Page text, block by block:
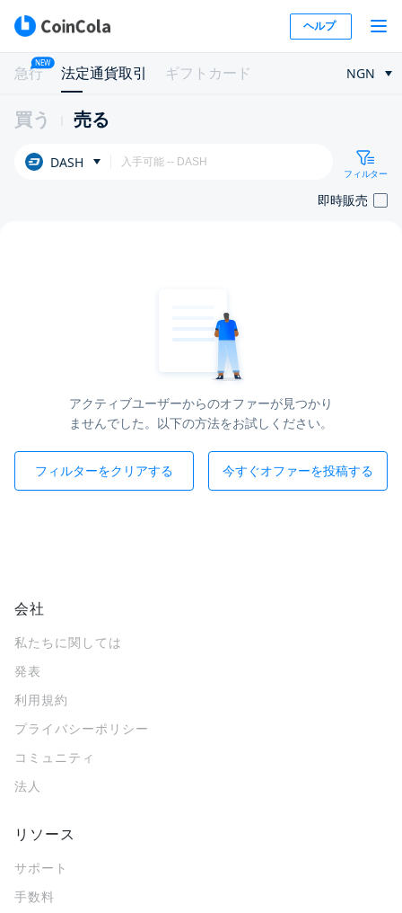
ヘルプ
急行
NEW
法定通貨取引 ギフトカード NGN
買う 売る
DASH
フィルター
即時販売
アクティブユーザーからのオファーが見つかり
ませんでした。以下の方法をお試しください。
フィルターをクリアする 今すぐオファーを投稿する
会社
私たちに関しては
発表
利用規約
プライバシーポリシー
コミュニティ
法人
リソース
サポート
手数料